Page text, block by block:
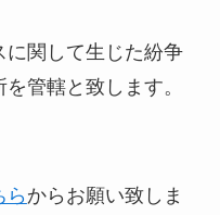
に関して生じた紛争
管轄と致します。
ら からお願い致しま